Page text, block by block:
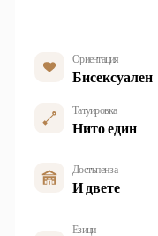
Ориентация
Бисексуален
Татуировка
Нито един
Достъпен за
И двете
Езици